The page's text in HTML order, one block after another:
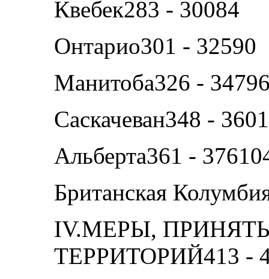
Квебек283 - 30084
Онтарио301 - 32590
Манитоба326 -
Саскачеван348 -
Альберта361 -
Британская
IV.МЕРЫ,
ТЕРРИТОРИЙ413 -